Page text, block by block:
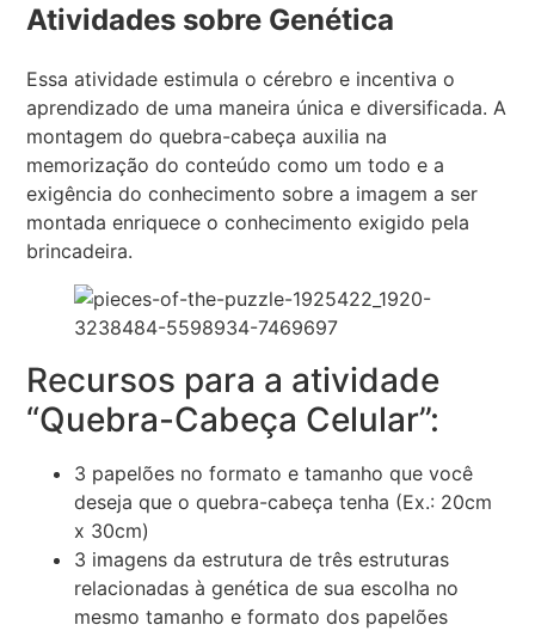
Atividades sobre Genética
Essa atividade estimula o cérebro e incentiva o
aprendizado de uma maneira única e diversificada. A
montagem do quebra-cabeça auxilia na
memorização do conteúdo como um todo e a
exigência do conhecimento sobre a imagem a ser
montada enriquece o conhecimento exigido pela
brincadeira.
Recursos para a atividade
“Quebra-Cabeça Celular”:
3 papelões no formato e tamanho que você
deseja que o quebra-cabeça tenha (Ex.: 20cm
x 30cm)
3 imagens da estrutura de três estruturas
relacionadas à genética de sua escolha no
mesmo tamanho e formato dos papelões